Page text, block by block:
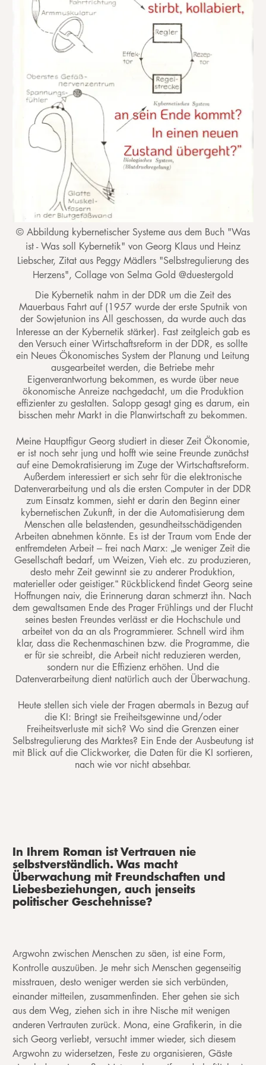
© Abbildung kybernetischer Systeme aus dem Buch "Was
ist - Was soll Kybernetik" von Georg Klaus und Heinz
Liebscher, Zitat aus Peggy Mädlers "Selbstregulierung des
Herzens", Collage von Selma Gold @duestergold
Die Kybernetik nahm in der DDR um die Zeit des
Mauerbaus Fahrt auf (1957 wurde der erste Sputnik von
der Sowjetunion ins All geschossen, da wurde auch das
Interesse an der Kybernetik stärker). Fast zeitgleich gab es
den Versuch einer Wirtschaftsreform in der DDR, es sollte
ein Neues Ökonomisches System der Planung und Leitung
ausgearbeitet werden, die Betriebe mehr
Eigenverantwortung bekommen, es wurde über neue
ökonomische Anreize nachgedacht, um die Produktion
effizienter zu gestalten. Salopp gesagt ging es darum, ein
bisschen mehr Markt in die Planwirtschaft zu bekommen.
Meine Hauptfigur Georg studiert in dieser Zeit Ökonomie,
er ist noch sehr jung und hofft wie seine Freunde zunächst
auf eine Demokratisierung im Zuge der Wirtschaftsreform.
Außerdem interessiert er sich sehr für die elektronische
Datenverarbeitung und als die ersten Computer in der DDR
zum Einsatz kommen, sieht er darin den Beginn einer
kybernetischen Zukunft, in der die Automatisierung dem
Menschen alle belastenden, gesundheitsschädigenden
Arbeiten abnehmen könnte. Es ist der Traum vom Ende der
entfremdeten Arbeit – frei nach Marx: „Je weniger Zeit die
Gesellschaft bedarf, um Weizen, Vieh etc. zu produzieren,
desto mehr Zeit gewinnt sie zu anderer Produktion,
materieller oder geistiger.“ Rückblickend findet Georg seine
Hoffnungen naiv, die Erinnerung daran schmerzt ihn. Nach
dem gewaltsamen Ende des Prager Frühlings und der Flucht
seines besten Freundes verlässt er die Hochschule und
arbeitet von da an als Programmierer. Schnell wird ihm
klar, dass die Rechenmaschinen bzw. die Programme, die
er für sie schreibt, die Arbeit nicht reduzieren werden,
sondern nur die Effizienz erhöhen. Und die
Datenverarbeitung dient natürlich auch der Überwachung.
Heute stellen sich viele der Fragen abermals in Bezug auf
die KI: Bringt sie Freiheitsgewinne und/oder
Freiheitsverluste mit sich? Wo sind die Grenzen einer
Selbstregulierung des Marktes? Ein Ende der Ausbeutung ist
mit Blick auf die Clickworker, die Daten für die KI sortieren,
nach wie vor nicht absehbar.
In Ihrem Roman ist Vertrauen nie
selbstverständlich. Was macht
Überwachung mit Freundschaften und
Liebesbeziehungen, auch jenseits
politischer Geschehnisse?
Argwohn zwischen Menschen zu säen, ist eine Form,
Kontrolle auszuüben. Je mehr sich Menschen gegenseitig
misstrauen, desto weniger werden sie sich verbünden,
einander mitteilen, zusammenfinden. Eher gehen sie sich
aus dem Weg, ziehen sich in ihre Nische mit wenigen
anderen Vertrauten zurück. Mona, eine Grafikerin, in die
sich Georg verliebt, versucht immer wieder, sich diesem
Argwohn zu widersetzen, Feste zu organisieren, Gäste